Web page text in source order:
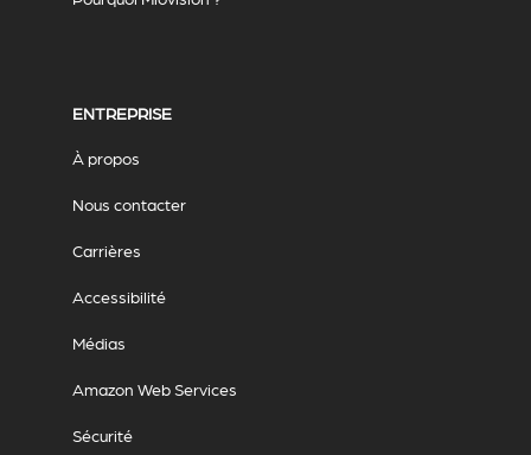
ENTREPRISE
À propos
Nous contacter
Carrières
Accessibilité
Médias
Amazon Web Services
Sécurité